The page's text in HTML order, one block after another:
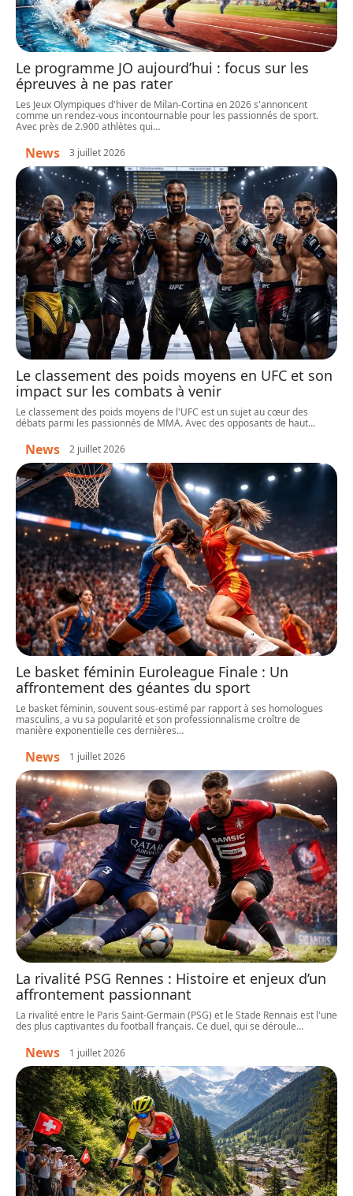
Le programme JO aujourd’hui : focus sur les
épreuves à ne pas rater
Les Jeux Olympiques d'hiver de Milan-Cortina en 2026 s'annoncent
comme un rendez-vous incontournable pour les passionnés de sport.
Avec près de 2.900 athlètes qui…
News 3 juillet 2026
Le classement des poids moyens en UFC et son
impact sur les combats à venir
Le classement des poids moyens de l'UFC est un sujet au cœur des
débats parmi les passionnés de MMA. Avec des opposants de haut…
News 2 juillet 2026
Le basket féminin Euroleague Finale : Un
affrontement des géantes du sport
Le basket féminin, souvent sous-estimé par rapport à ses homologues
masculins, a vu sa popularité et son professionnalisme croître de
manière exponentielle ces dernières…
News 1 juillet 2026
La rivalité PSG Rennes : Histoire et enjeux d’un
affrontement passionnant
La rivalité entre le Paris Saint-Germain (PSG) et le Stade Rennais est l'une
des plus captivantes du football français. Ce duel, qui se déroule…
News 1 juillet 2026